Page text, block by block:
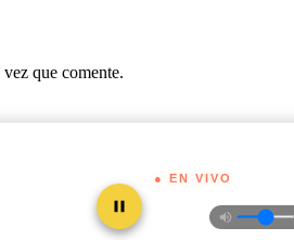
que comente.
● EN VIVO